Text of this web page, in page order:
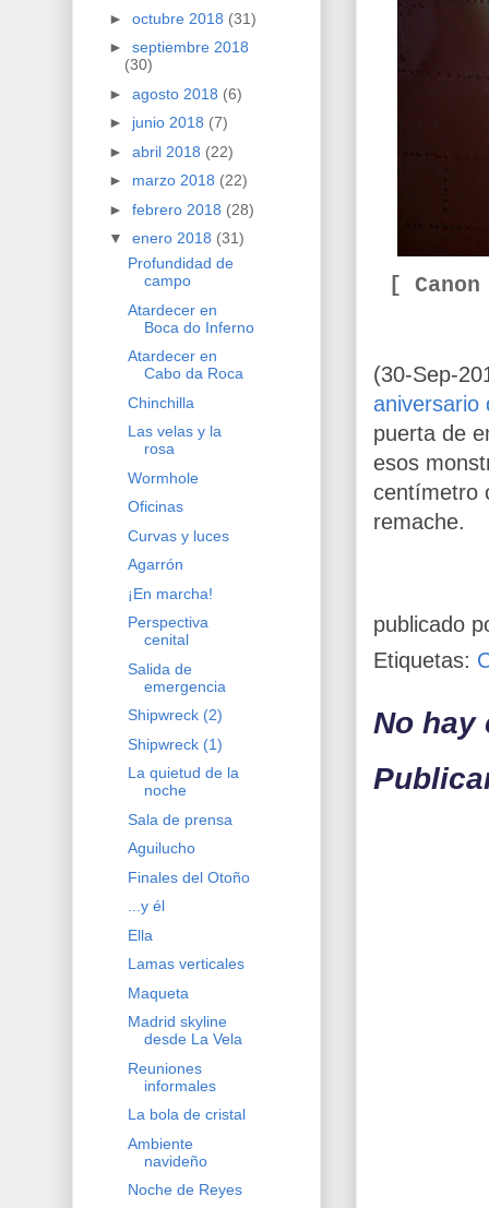
[
(30-Sep-
aniversario
puerta de
esos
centímetro
remache.
publicado
Etiquetas:
No hay
► octubre 2018 (31)
► septiembre 2018
(30)
► agosto 2018 (6)
► junio 2018 (7)
► abril 2018 (22)
► marzo 2018 (22)
► febrero 2018 (28)
▼ enero 2018 (31)
Profundidad de
campo
Atardecer en
Boca do Inferno
Atardecer en
Cabo da Roca
Chinchilla
Las velas y la
rosa
Wormhole
Oficinas
Curvas y luces
Agarrón
¡En marcha!
Perspectiva
cenital
Salida de
emergencia
Shipwreck (2)
Shipwreck (1)
La quietud de la
noche
Sala de prensa
Aguilucho
Finales del Otoño
...y él
Ella
Lamas verticales
Maqueta
Madrid skyline
desde La Vela
Reuniones
informales
La bola de cristal
Ambiente
navideño
Noche de Reyes